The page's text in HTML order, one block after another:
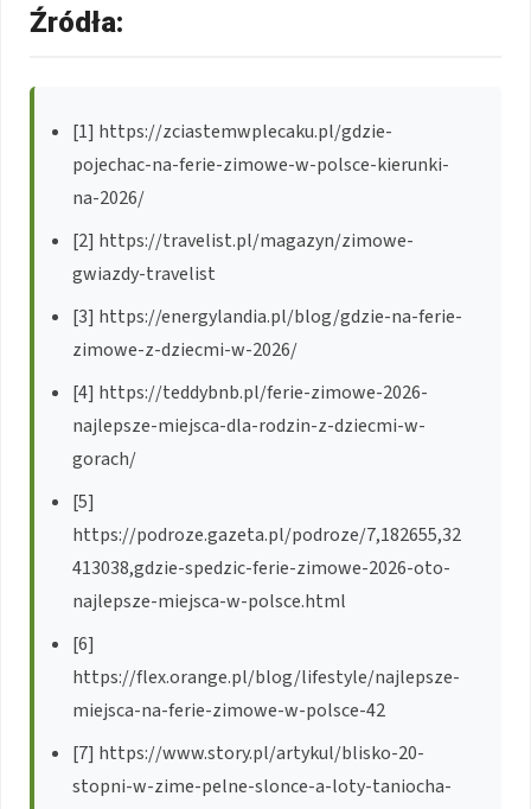
Źródła:
[1] https://zciastemwplecaku.pl/gdzie-
pojechac-na-ferie-zimowe-w-polsce-kierunki-
na-2026/
[2] https://travelist.pl/magazyn/zimowe-
gwiazdy-travelist
[3] https://energylandia.pl/blog/gdzie-na-ferie-
zimowe-z-dziecmi-w-2026/
[4] https://teddybnb.pl/ferie-zimowe-2026-
najlepsze-miejsca-dla-rodzin-z-dziecmi-w-
gorach/
[5]
https://podroze.gazeta.pl/podroze/7,182655,32
413038,gdzie-spedzic-ferie-zimowe-2026-oto-
najlepsze-miejsca-w-polsce.html
[6]
https://flex.orange.pl/blog/lifestyle/najlepsze-
miejsca-na-ferie-zimowe-w-polsce-42
[7] https://www.story.pl/artykul/blisko-20-
stopni-w-zime-pelne-slonce-a-loty-taniocha-